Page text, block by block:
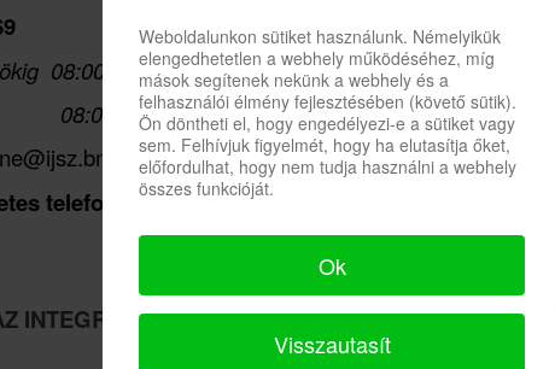
08:00- 16:30 óra között
14:00 óra között
telefonos egyeztetést követően
INTEGRÁLT JOGVÉDELMI SZOLGÁLAT (IJSZ)
INTÉZMÉNYTŐL FÜGGETLEN SZEMÉLY
Weboldalunkon sütiket használunk. Némelyikük
elengedhetetlen a webhely működéséhez, míg
mások segítenek nekünk a webhely és a
felhasználói élmény fejlesztésében (követő sütik).
Ön döntheti el, hogy engedélyezi-e a sütiket vagy
sem. Felhívjuk figyelmét, hogy ha elutasítja őket,
előfordulhat, hogy nem tudja használni a webhely
összes funkcióját.
Ok
Visszautasít